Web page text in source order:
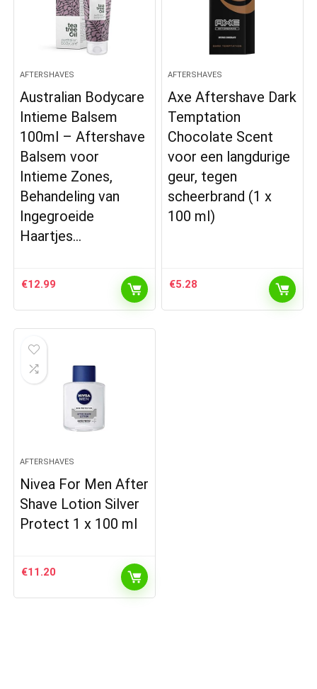
AFTERSHAVES
Australian Bodycare
Intieme Balsem
100ml – Aftershave
Balsem voor
Intieme Zones,
Behandeling van
Ingegroeide
Haartjes…
€12.99
AFTERSHAVES
Axe Aftershave Dark
Temptation
Chocolate Scent
voor een langdurige
geur, tegen
scheerbrand (1 x
100 ml)
€5.28
AFTERSHAVES
Nivea For Men After
Shave Lotion Silver
Protect 1 x 100 ml
€11.20